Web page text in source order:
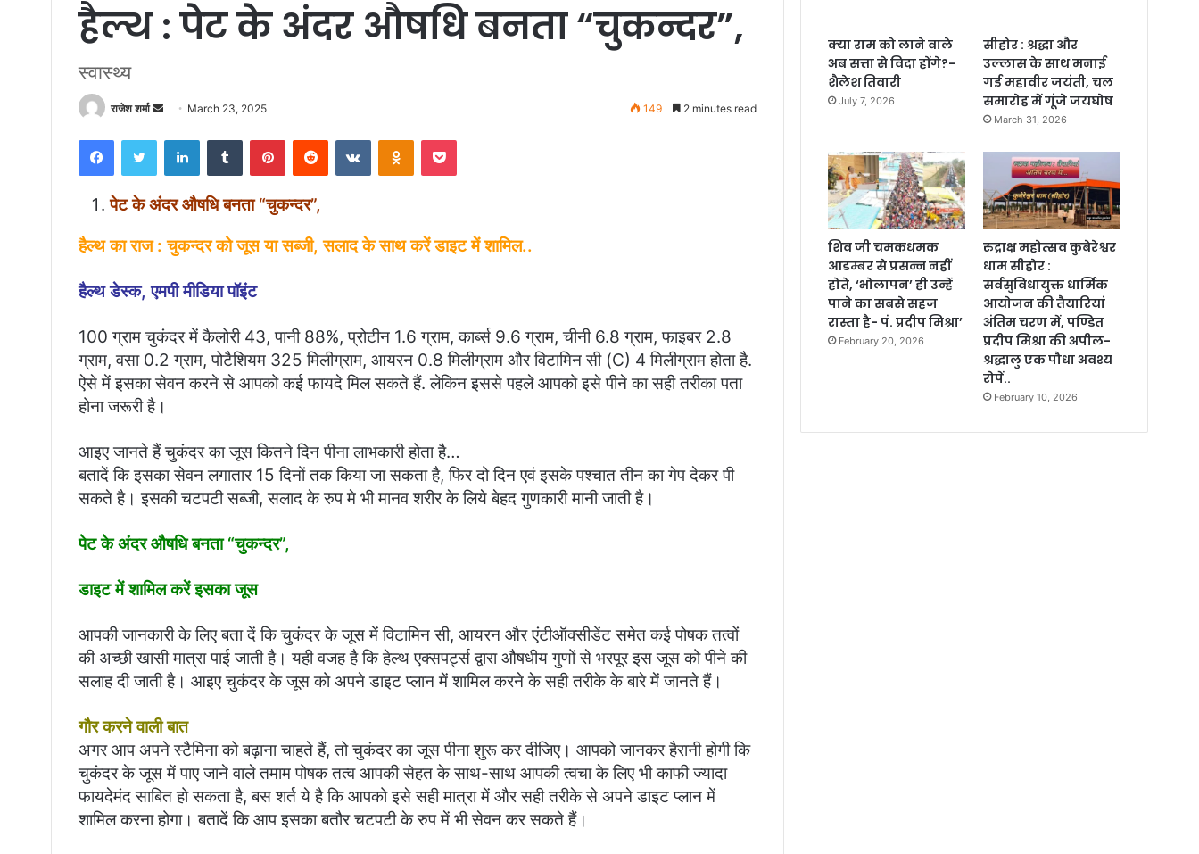
हैल्थ : पेट के अंदर औषधि बनता “चुकन्दर”,
स्वास्थ्य
राजेश शर्मा
d
n
e
m
i
March 23, 2025 149 2 minutes read
पेट के अंदर औषधि बनता “चुकन्दर”,
हैल्थ का राज : चुकन्दर को जूस या सब्जी, सलाद के साथ करें डाइट में शामिल..
हैल्थ डेस्क, एमपी मीडिया पॉइंट
100 ग्राम चुकंदर में कैलोरी 43, पानी 88%, प्रोटीन 1.6 ग्राम, कार्ब्स 9.6 ग्राम, चीनी 6.8 ग्राम, फाइबर 2.8
ग्राम, वसा 0.2 ग्राम, पोटैशियम 325 मिलीग्राम, आयरन 0.8 मिलीग्राम और विटामिन सी (C) 4 मिलीग्राम होता है.
ऐसे में इसका सेवन करने से आपको कई फायदे मिल सकते हैं. लेकिन इससे पहले आपको इसे पीने का सही तरीका पता
होना जरूरी है।
आइए जानते हैं चुकंदर का जूस कितने दिन पीना लाभकारी होता है…
बतादें कि इसका सेवन लगातार 15 दिनों तक किया जा सकता है, फिर दो दिन एवं इसके पश्चात तीन का गेप देकर पी
सकते है। इसकी चटपटी सब्जी, सलाद के रुप मे भी मानव शरीर के लिये बेहद गुणकारी मानी जाती है।
पेट के अंदर औषधि बनता “चुकन्दर”,
डाइट में शामिल करें इसका जूस
आपकी जानकारी के लिए बता दें कि चुकंदर के जूस में विटामिन सी, आयरन और एंटीऑक्सीडेंट समेत कई पोषक तत्वों
की अच्छी खासी मात्रा पाई जाती है। यही वजह है कि हेल्थ एक्सपर्ट्स द्वारा औषधीय गुणों से भरपूर इस जूस को पीने की
सलाह दी जाती है। आइए चुकंदर के जूस को अपने डाइट प्लान में शामिल करने के सही तरीके के बारे में जानते हैं।
गौर करने वाली बात
अगर आप अपने स्टैमिना को बढ़ाना चाहते हैं, तो चुकंदर का जूस पीना शुरू कर दीजिए। आपको जानकर हैरानी होगी कि
चुकंदर के जूस में पाए जाने वाले तमाम पोषक तत्व आपकी सेहत के साथ-साथ आपकी त्वचा के लिए भी काफी ज्यादा
फायदेमंद साबित हो सकता है, बस शर्त ये है कि आपको इसे सही मात्रा में और सही तरीके से अपने डाइट प्लान में
शामिल करना होगा। बतादें कि आप इसका बतौर चटपटी के रुप में भी सेवन कर सकते हैं।
क्या राम को लाने वाले
अब सत्ता से विदा होंगे?-
शैलेश तिवारी
July 7, 2026
सीहोर : श्रद्धा और
उल्लास के साथ मनाई
गई महावीर जयंती, चल
समारोह में गूंजे जयघोष
March 31, 2026
शिव जी चमकधमक
आडम्बर से प्रसन्न नहीं
होते, ‘भोलापन’ ही उन्हें
पाने का सबसे सहज
रास्ता है- पं. प्रदीप मिश्रा’
February 20, 2026
रुद्राक्ष महोत्सव कुबेरेश्वर
धाम सीहोर :
सर्वसुविधायुक्त धार्मिक
आयोजन की तैयारियां
अंतिम चरण में, पण्डित
प्रदीप मिश्रा की अपील-
श्रद्धालु एक पौधा अवश्य
रोपें..
February 10, 2026